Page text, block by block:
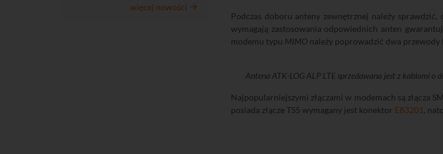
Podczas doboru anteny zewnętrznej należy sprawdzić,
wymagają zastosowania odpowiednich anten
modemu typu MIMO należy poprowadzić dwa przewody
Antena ATK-LOG ALP LTE sprzedawana jest z kablami o
Najpopularniejszymi złączami w modemach są złącza
posiada złącze TS5 wymagany jest konektor E83201 ,
więcej nowości